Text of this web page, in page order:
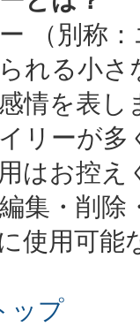
（別称
れる小さ
情を表し
リーが
はお控
集・削除
使用可能
ップ